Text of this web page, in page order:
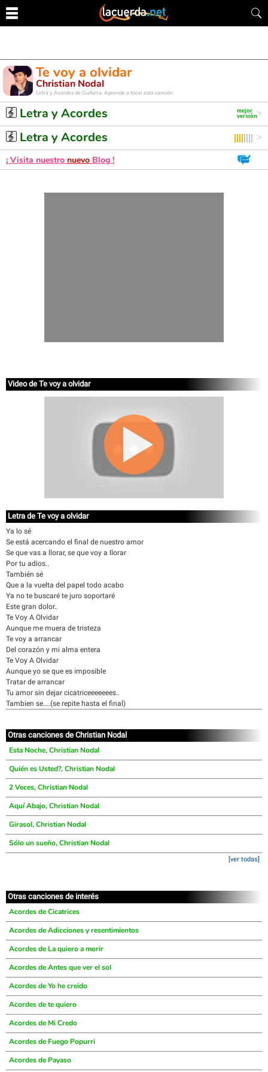
Te voy a olvidar
Christian Nodal
Letra y Acordes de Guitarra. Aprende a tocar esta canción
Letra y Acordes
Letra y Acordes
¡ Visita nuestro nuevo Blog !
Video de Te voy a olvidar
Letra de Te voy a olvidar
Ya lo sé
Se está acercando el final de nuestro amor
Se que vas a llorar, se que voy a llorar
Por tu adios..
También sé
Que a la vuelta del papel todo acabo
Ya no te buscaré te juro soportaré
Este gran dolor..
Te Voy A Olvidar
Aunque me muera de tristeza
Te voy a arrancar
Del corazón y mi alma entera
Te Voy A Olvidar
Aunque yo se que es imposible
Tratar de arrancar
Tu amor sin dejar cicatriceeeeeees..
Tambien se....(se repite hasta el final)
Otras canciones de Christian Nodal
Esta Noche, Christian Nodal
Quién es Usted?, Christian Nodal
2 Veces, Christian Nodal
Aquí Abajo, Christian Nodal
Girasol, Christian Nodal
Sólo un sueño, Christian Nodal
[ver todas]
Otras canciones de interés
Acordes de Cicatrices
Acordes de Adicciones y resentimientos
Acordes de La quiero a morir
Acordes de Antes que ver el sol
Acordes de Yo he creido
Acordes de te quiero
Acordes de Mi Credo
Acordes de Fuego Popurri
Acordes de Payaso